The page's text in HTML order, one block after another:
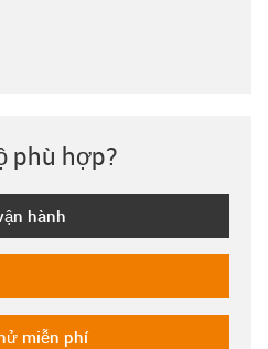
phù hợp?
hành
miễn phí